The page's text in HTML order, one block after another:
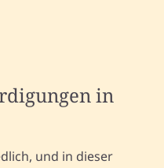
in
und in dieser